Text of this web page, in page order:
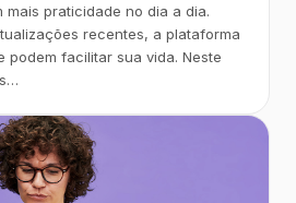
mais praticidade no dia a dia.
recentes, a plataforma
podem facilitar sua vida. Neste